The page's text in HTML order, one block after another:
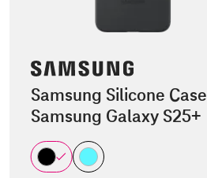
Samsung Silicone Case
Samsung Galaxy S25+